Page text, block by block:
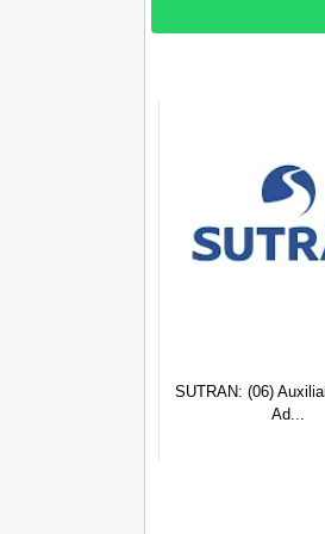
SUTRAN: (06)
Ad...